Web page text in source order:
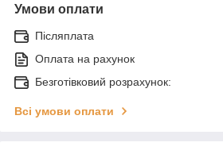
Умови оплати
Післяплата
Оплата на рахунок
Безготівковий розрахунок:
Всі умови оплати